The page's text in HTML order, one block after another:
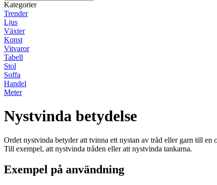
Kategorier
Trender
Ljus
Växter
Konst
Vitvaror
Tabell
Stol
Soffa
Handel
Meter
Nystvinda betydelse
Ordet nystvinda betyder att tvinna ett nystan av tråd eller garn till
Till exempel, att nystvinda tråden eller att nystvinda tankarna.
Exempel på användning